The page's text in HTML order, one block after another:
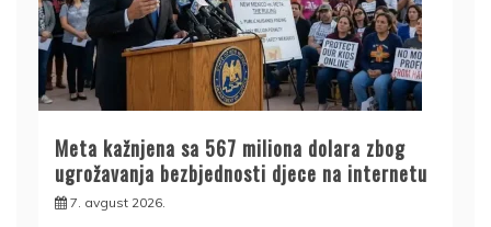
Meta kažnjena sa 567 miliona dolara zbog
ugrožavanja bezbjednosti djece na internetu
7. avgust 2026.